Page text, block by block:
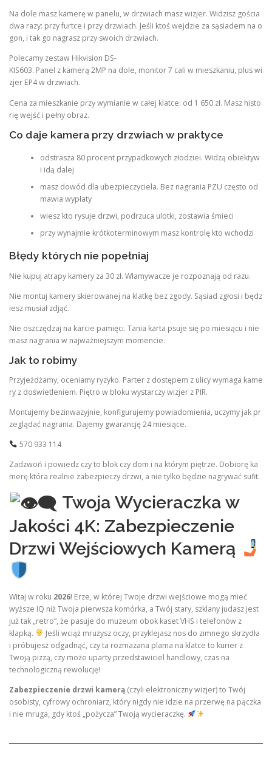
Na dole masz kamerę w panelu, w drzwiach masz wizjer. Widzisz gościa
dwa razy: przy furtce i przy drzwiach. Jeśli ktoś wejdzie za sąsiadem na o
gon, i tak go nagrasz przy swoich drzwiach.
Polecamy zestaw Hikvision DS-
KIS603. Panel z kamerą 2MP na dole, monitor 7 cali w mieszkaniu, plus wi
zjer EP4 w drzwiach.
Cena za mieszkanie przy wymianie w całej klatce: od 1 650 zł. Masz histo
rię wejść i pełny obraz.
Co daje kamera przy drzwiach w praktyce
odstrasza 80 procent przypadkowych złodziei. Widzą obiektyw
i idą dalej
masz dowód dla ubezpieczyciela. Bez nagrania PZU często od
mawia wypłaty
wiesz kto rysuje drzwi, podrzuca ulotki, zostawia śmieci
przy wynajmie krótkoterminowym masz kontrolę kto wchodzi
Błędy których nie popełniaj
Nie kupuj atrapy kamery za 30 zł. Włamywacze je rozpoznają od razu.
Nie montuj kamery skierowanej na klatkę bez zgody. Sąsiad zgłosi i będz
iesz musiał zdjąć.
Nie oszczędzaj na karcie pamięci. Tania karta psuje się po miesiącu i nie
masz nagrania w najważniejszym momencie.
Jak to robimy
Przyjeżdżamy, oceniamy ryzyko. Parter z dostępem z ulicy wymaga kame
ry z doświetleniem. Piętro w bloku wystarczy wizjer z PIR.
Montujemy bezinwazyjnie, konfigurujemy powiadomienia, uczymy jak pr
zeglądać nagrania. Dajemy gwarancję 24 miesiące.
570 933 114
Zadzwoń i powiedz czy to blok czy dom i na którym piętrze. Dobiorę ka
merę która realnie zabezpieczy drzwi, a nie tylko będzie nagrywać sufit.
Twoja Wycieraczka w
Jakości 4K: Zabezpieczenie
Drzwi Wejściowych Kamerą
Witaj w roku 2026! Erze, w której Twoje drzwi wejściowe mogą mieć
wyższe IQ niż Twoja pierwsza komórka, a Twój stary, szklany judasz jest
już tak „retro”, że pasuje do muzeum obok kaset VHS i telefonów z
klapką.
Jeśli wciąż mrużysz oczy, przyklejasz nos do zimnego skrzydła
i próbujesz odgadnąć, czy ta rozmazana plama na klatce to kurier z
Twoją pizzą, czy może uparty przedstawiciel handlowy, czas na
technologiczną rewolucję!
Zabezpieczenie drzwi kamerą (czyli elektroniczny wizjer) to Twój
osobisty, cyfrowy ochroniarz, który nigdy nie idzie na przerwę na pączka
i nie mruga, gdy ktoś „pożycza” Twoją wycieraczkę.